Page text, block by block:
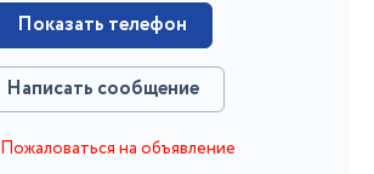
Показать телефон
Написать сообщение
Пожаловаться на объявление